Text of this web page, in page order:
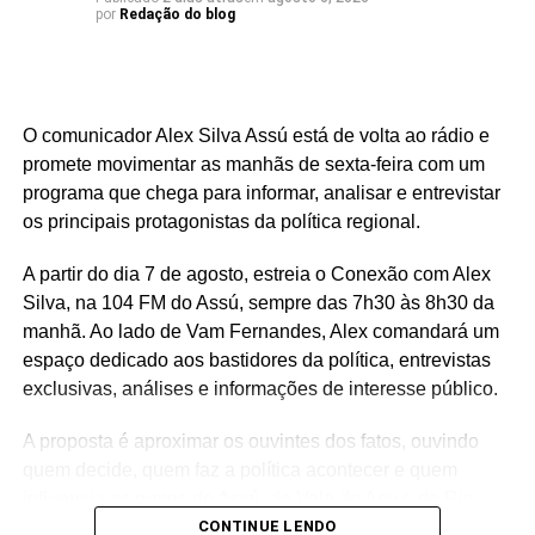
saúde, infraestrutura, educação, esporte e cultura. Ao
longo do mandato, Rafael também levou recursos para
municípios de todas as regiões do Rio Grande do Norte,
consolidando uma atuação parlamentar marcada pela
continuam gerando benefícios para a população.
por Redação do blog
O comunicador Alex Silva Assú está de volta ao rádio e
promete movimentar as manhãs de sexta-feira com um
programa que chega para informar, analisar e entrevistar
os principais protagonistas da política regional.
A partir do dia 7 de agosto, estreia o Conexão com Alex
Silva, na 104 FM do Assú, sempre das 7h30 às 8h30 da
manhã. Ao lado de Vam Fernandes, Alex comandará um
espaço dedicado aos bastidores da política, entrevistas
exclusivas, análises e informações de interesse público.
A proposta é aproximar os ouvintes dos fatos, ouvindo
CONTINUE LENDO